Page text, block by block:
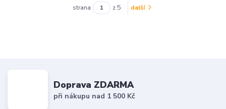
strana z 5 další
Doprava ZDARMA
při nákupu nad 1 500 Kč